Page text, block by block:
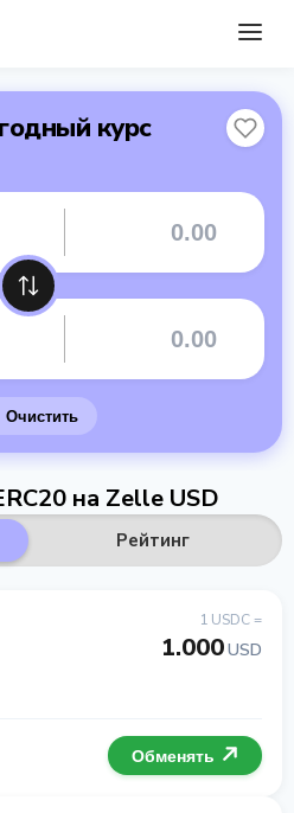
курс
Очистить
на Zelle USD
Рейтинг
1 USDC =
1.000USD
Обменять